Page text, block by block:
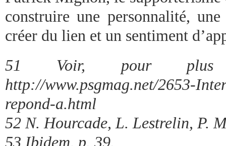
construire une personnalité,
créer du lien et un sentiment
51 Voir, pour
http://www.psgmag.net/2653-
repond-a.html
52 N. Hourcade, L. Lestrelin, P.
53 Ibidem, p. 39.